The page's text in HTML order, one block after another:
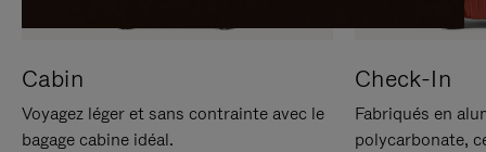
Cabin
Voyagez léger et sans contrainte avec le
bagage cabine idéal.
Check-In
Fabriqués en
polycarbonate,